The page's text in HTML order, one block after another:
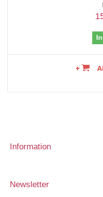
Information
Newsletter